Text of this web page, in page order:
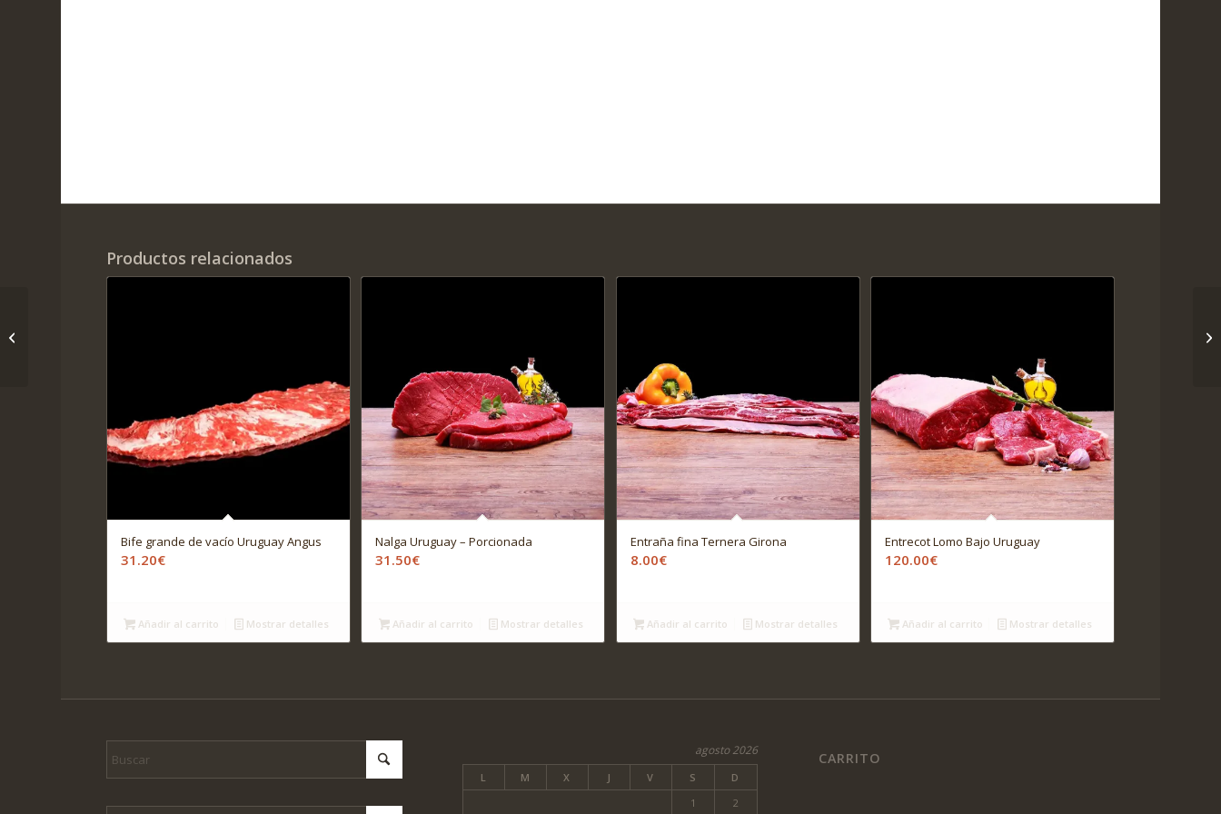
Productos relacionados
Bife grande de vacío Uruguay Angus
31.20€
Añadir al carrito Mostrar detalles
Nalga Uruguay – Porcionada
31.50€
Añadir al carrito Mostrar detalles
Entraña fina Ternera Girona
8.00€
Añadir al carrito Mostrar detalles
Entrecot Lomo Bajo Uruguay
120.00€
Añadir al carrito Mostrar detalles
agosto 2026
L M X J V S
D
1
2
CARRITO